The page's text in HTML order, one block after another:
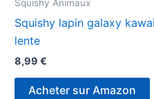
Squishy Animaux
Squishy lapin galaxy
lente
8,99 €
Acheter sur Amazon